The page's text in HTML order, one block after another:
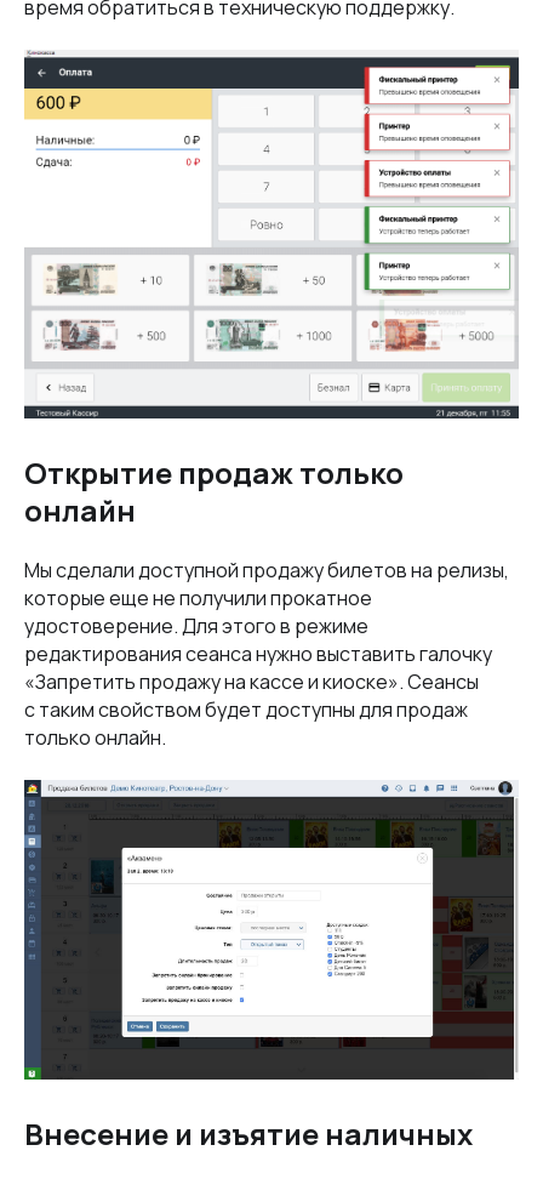
время обратиться в техническую поддержку.
Открытие продаж только
онлайн
Мы сделали доступной продажу билетов на релизы,
которые еще не получили прокатное
удостоверение. Для этого в режиме
редактирования сеанса нужно выставить галочку
«Запретить продажу на кассе и киоске». Сеансы
с таким свойством будет доступны для продаж
только онлайн.
Внесение и изъятие наличных